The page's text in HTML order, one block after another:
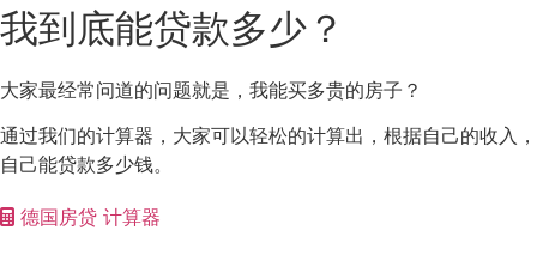
我到底能贷款多少？
大家最经常问道的问题就是，我能买多贵的房子？
通过我们的计算器，大家可以轻松的计算出，根据自己的收入，
自己能贷款多少钱。
德国房贷 计算器